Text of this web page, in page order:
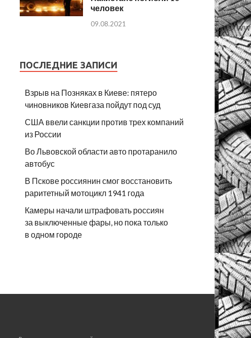
человек
09.08.2021
ПОСЛЕДНИЕ ЗАПИСИ
Взрыв на Позняках в Киеве: пятеро
чиновников Киевгаза пойдут под суд
США ввели санкции против трех компаний
из России
Во Львовской области авто протаранило
автобус
В Пскове россиянин смог восстановить
раритетный мотоцикл 1941 года
Камеры начали штрафовать россиян
за выключенные фары, но пока только
в одном городе